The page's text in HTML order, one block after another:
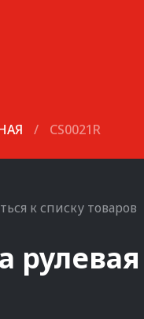
/ CS0021R
к списку товаров